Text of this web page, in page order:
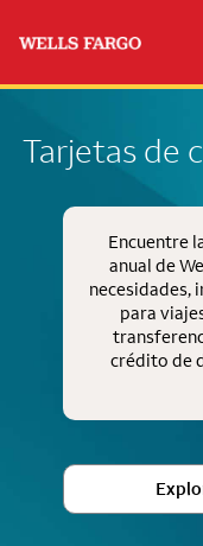
Tarjetas de
Encuentre
anual de
necesidades,
para
crédito de